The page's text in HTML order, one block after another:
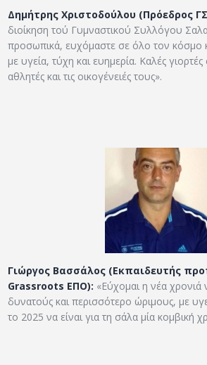
Δημήτρης Χριστοδούλου (Πρόεδρος
διοίκηση τού Γυμναστικού Συλλόγου
προσωπικά, ευχόμαστε σε όλο τον κόσμο
με υγεία, τύχη και ευημερία. Καλές
αθλητές και τις οικογένειές τους».
Γιώργος Βασσάλος (Εκπαιδευτής
Grassroots ΕΠΟ): «Εύχομαι η νέα χρονιά
δυνατούς και περισσότερο ώριμους, με
το 2025 να είναι για τη σάλα μία κομβική